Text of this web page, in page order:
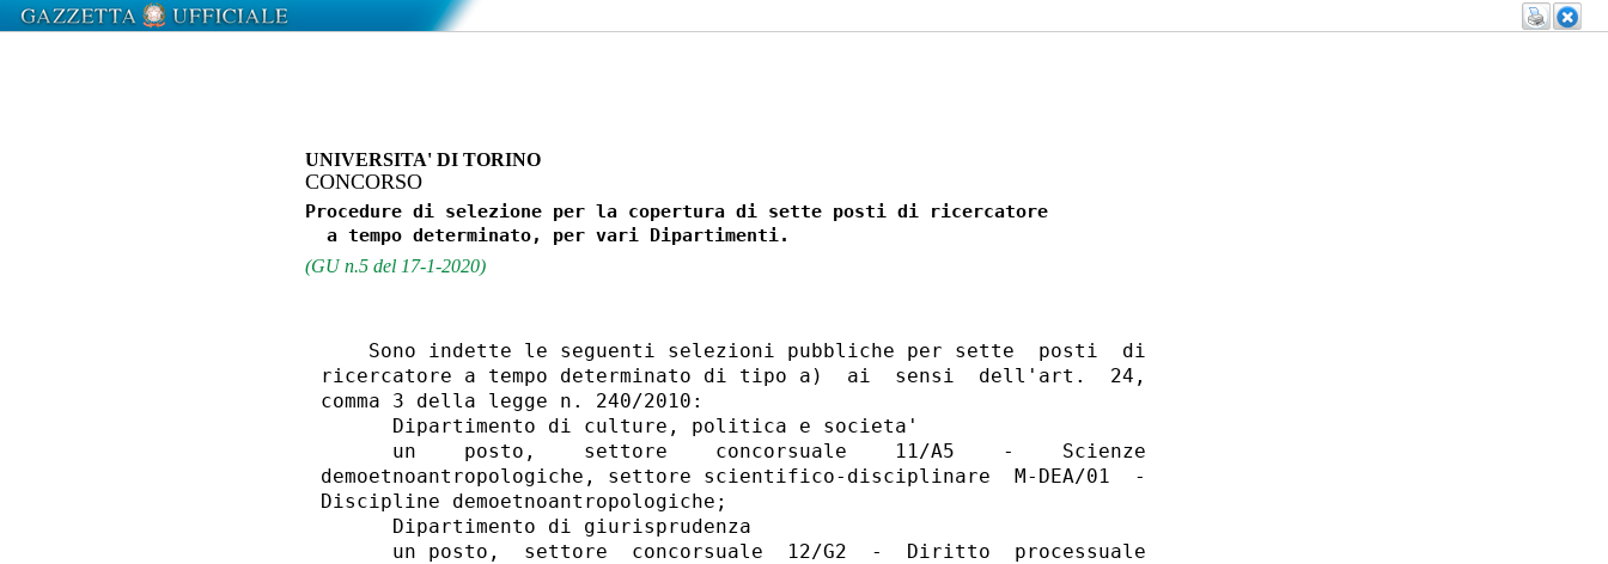
UNIVERSITA' DI TORINO
CONCORSO
Procedure di selezione per la copertura di sette posti di ricercatore
(GU n.5 del 17-1-2020)
    Sono indette le seguenti selezioni pubbliche per sette  posti  di
ricercatore a tempo determinato di tipo a)  ai  sensi  dell'art.  24,
comma 3 della legge n. 240/2010:
      Dipartimento di culture, politica e societa'
      un    posto,    settore    concorsuale    11/A5    -    Scienze
demoetnoantropologiche, settore scientifico-disciplinare  M-DEA/01  -
Discipline demoetnoantropologiche;
      Dipartimento di giurisprudenza
      un posto,  settore  concorsuale  12/G2  -  Diritto  processuale